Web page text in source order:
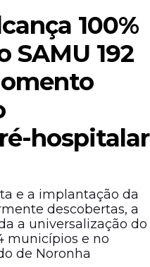
100%
SAMU 192
hospitalar
e a implantação da
descobertas, a
a universalização do
municípios e no
de Noronha